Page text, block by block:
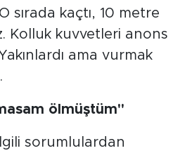
sırada kaçtı, 10 metre
Kolluk kuvvetleri anons
ama vurmak
ölmüştüm"
sorumlulardan